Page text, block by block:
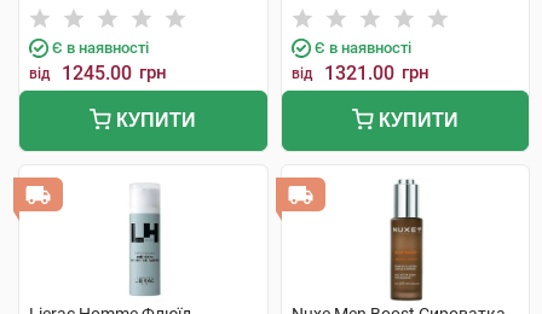
Є в наявності
від 1245.00 грн
КУПИТИ
Є в наявності
від 1321.00 грн
КУПИТИ